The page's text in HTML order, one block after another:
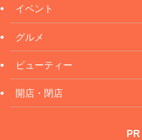
イベント
グルメ
ビューティー
開店・閉店
PR